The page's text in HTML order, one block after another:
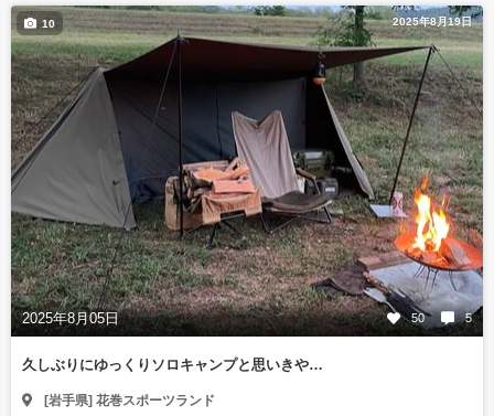
2025年8月19日
2025年8月05日 50 5
10
久しぶりにゆっくりソロキャンプと思いきや…
[岩手県] 花巻スポーツランド